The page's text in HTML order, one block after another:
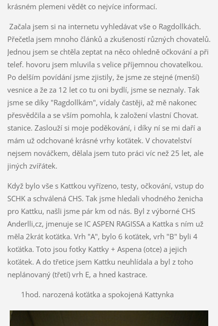
krásném plemeni vědět co nejvíce informací.
Začala jsem si na internetu vyhledávat vše o Ragdollkách.
Přečetla jsem mnoho článků a zkušeností různých chovatelů.
Jednou jsem se chtěla zeptat na něco ohledně očkování a při
telef. hovoru jsem mluvila s velice příjemnou chovatelkou.
Po delším povídání jsme zjistily, že jsme ze stejné (menší)
vesnice a že za 12 let co tu oni bydlí, jsme se neznaly. Tak
jsme se díky "Ragdollkám", vídaly častěji, až mě nakonec
přesvědčila a se vším pomohla, k založení vlastní Chovat.
stanice. Zaslouží si moje poděkování, i díky ní se mi daří a
mám už odchované krásné vrhy koťátek. V chovatelství
nejsem nováčkem, dělala jsem tuto práci víc než 25 let, ale
jiných zvířátek.
Když bylo vše s Kattkou vyřízeno, testy, očkování, vstup do
SCHK a schválená CHS. Tak jsme hledali vhodného ženicha
pro Kattku, našli jsme pár km od nás. Byl z výborné CHS
Anderlli,cz, jmenuje se IC ASPEN RAGISSA a Kattka s ním už
měla 2krát koťátka. Vrh "A", bylo 6 koťátek, vrh "B" byli 4
koťátka. Toto jsou fotky Kattky + Aspena (otce) a jejich
koťátek. A do třetice jsem Kattku neuhlídala a byl z toho
neplánovaný (třetí) vrh E, a hned kastrace.
1hod. narozená koťátka a spokojená Kattynka